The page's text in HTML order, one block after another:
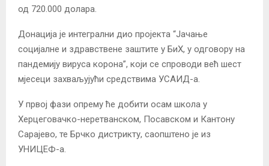
од 720.000 долара.
Донација је интегрални дио пројекта “Јачање
социјалне и здравствене заштите у БиХ, у одговору на
пандемију вируса корона”, који се спроводи већ шест
мјесеци захваљујући средствима УСАИД-а.
У првој фази опрему ће добити осам школа у
Херцеговачко-неретванском, Посавском и Кантону
Сарајево, те Брчко дистрикту, саопштено је из
УНИЦЕФ-а.